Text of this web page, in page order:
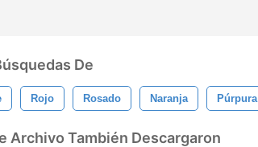
De
Rojo Rosado Naranja Púrpura
Archivo También Descargaron